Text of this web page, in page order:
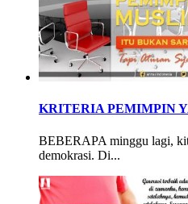
KRITERIA PEMIMPIN
BEBERAPA minggu lagi,
demokrasi. Di...